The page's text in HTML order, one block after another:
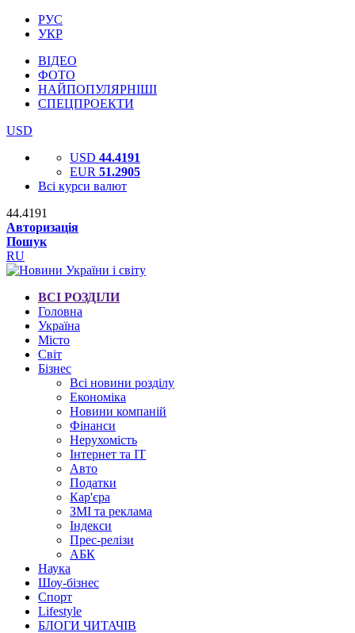
РУС
УКР
ВІДЕО
ФОТО
НАЙПОПУЛЯРНІШІ
СПЕЦПРОЕКТИ
USD
USD 44.4191
EUR 51.2905
Всі курси валют
44.4191
Авторизація
Пошук
RU
ВСІ РОЗДІЛИ
Головна
Україна
Місто
Світ
Бізнес
Всі новини розділу
Економіка
Новини компаній
Фінанси
Нерухомість
Інтернет та IT
Авто
Податки
Кар'єра
ЗМІ та реклама
Індекси
Прес-релізи
АБК
Наука
Шоу-бізнес
Спорт
Lifestyle
БЛОГИ ЧИТАЧІВ